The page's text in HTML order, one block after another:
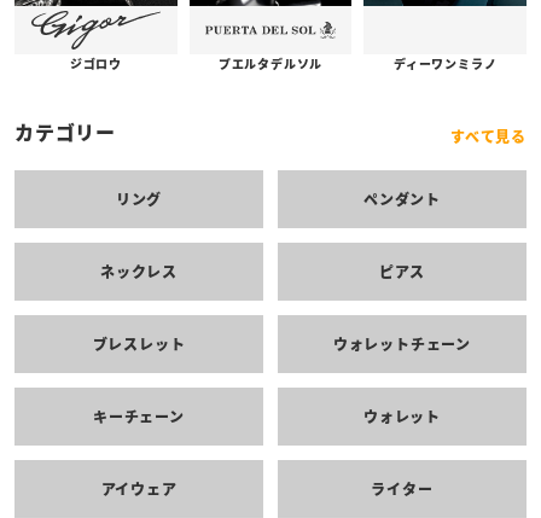
ジゴロウ プエルタデルソル ディーワンミラノ
カテゴリー すべて見る
リング ペンダント
ネックレス ピアス
ブレスレット ウォレットチェーン
キーチェーン ウォレット
アイウェア ライター